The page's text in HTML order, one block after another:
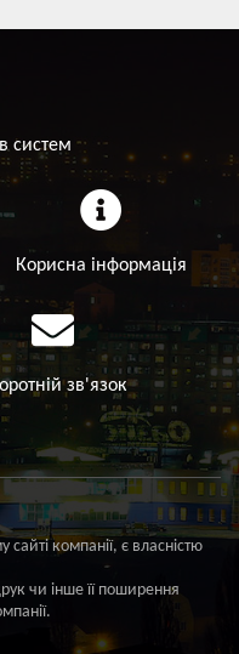
систем
Корисна інформація
зв'язок
компанії, є власністю
чи інше її поширення